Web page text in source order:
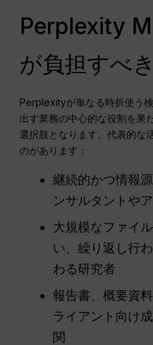
Perplexity
が負担すべ
Perplexityが単なる時折使う
出す業務の中心的な役割を果
選択肢となります。代表的な
のがあります：
継続的かつ情報
ンサルタントや
大規模なファイ
い、繰り返し行
わる研究者
報告書、概要資
ライアント向け
関